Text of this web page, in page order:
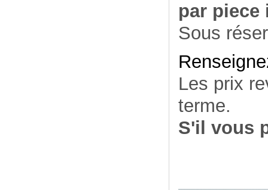
par piece
Sous
Les prix
terme.
S'il vous